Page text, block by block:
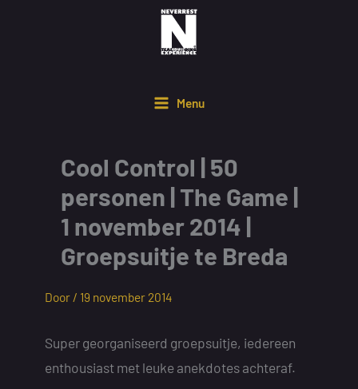
Menu
Cool Control | 50
personen | The Game |
1 november 2014 |
Groepsuitje te Breda
Door / 19 november 2014
Super georganiseerd groepsuitje, iedereen
enthousiast met leuke anekdotes achteraf.